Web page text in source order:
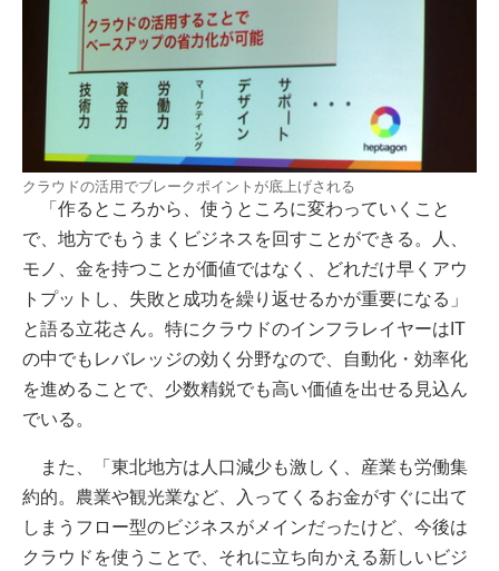
クラウドの活用でブレークポイントが底上げされる
「作るところから、使うところに変わっていくこと
で、地方でもうまくビジネスを回すことができる。人、
モノ、金を持つことが価値ではなく、どれだけ早くアウ
トプットし、失敗と成功を繰り返せるかが重要になる」
と語る立花さん。特にクラウドのインフラレイヤーはIT
の中でもレバレッジの効く分野なので、自動化・効率化
を進めることで、少数精鋭でも高い価値を出せる見込ん
でいる。
また、「東北地方は人口減少も激しく、産業も労働集
約的。農業や観光業など、入ってくるお金がすぐに出て
しまうフロー型のビジネスがメインだったけど、今後は
クラウドを使うことで、それに立ち向かえる新しいビジ